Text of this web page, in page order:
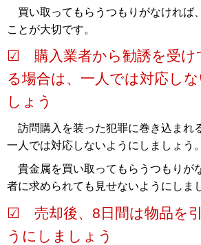
買い取ってもらうつもりがなければ
ことが大切です。
☑ 購入業者から勧誘を受け
る場合は、一人では対応し
しょう
訪問購入を装った犯罪に巻き込まれ
一人では対応しないようにしましょう。
貴金属を買い取ってもらうつもりが
者に求められても見せないようにしま
☑ 売却後、8日間は物品を
うにしましょう